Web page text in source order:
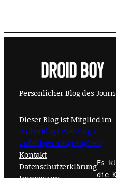
Persönlicher Blog des
Dieser Blog ist Mitglied im
< UberBlogr Webring >
Zufälliges Ringmitglied
Kontakt
DatenschutzerklärungEs
die